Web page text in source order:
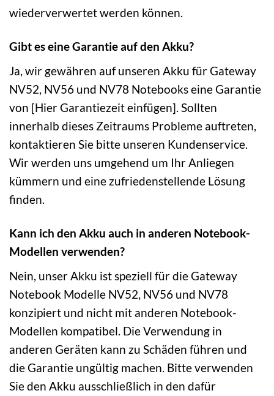
wiederverwertet werden können.
Gibt es eine Garantie auf den Akku?
Ja, wir gewähren auf unseren Akku für Gateway
NV52, NV56 und NV78 Notebooks eine Garantie
von [Hier Garantiezeit einfügen]. Sollten
innerhalb dieses Zeitraums Probleme auftreten,
kontaktieren Sie bitte unseren Kundenservice.
Wir werden uns umgehend um Ihr Anliegen
kümmern und eine zufriedenstellende Lösung
finden.
Kann ich den Akku auch in anderen Notebook-
Modellen verwenden?
Nein, unser Akku ist speziell für die Gateway
Notebook Modelle NV52, NV56 und NV78
konzipiert und nicht mit anderen Notebook-
Modellen kompatibel. Die Verwendung in
anderen Geräten kann zu Schäden führen und
die Garantie ungültig machen. Bitte verwenden
Sie den Akku ausschließlich in den dafür